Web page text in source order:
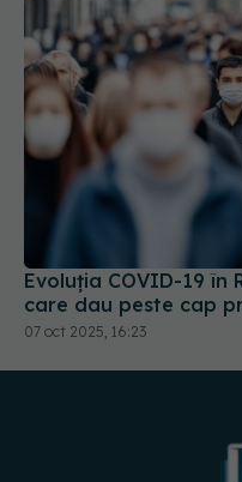
Evoluția COVID-19 în
care dau peste cap
07 oct 2025, 16:23